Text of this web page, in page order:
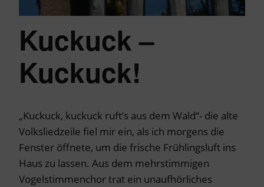
Kuckuck –
Kuckuck!
„Kuckuck, kuckuck ruft’s aus dem Wald“- die alte
Volksliedzeile fiel mir ein, als ich morgens die
Fenster öffnete, um die frische Frühlingsluft ins
Haus zu lassen. Aus dem mehrstimmigen
Vogelstimmenchor trat ein unaufhörliches